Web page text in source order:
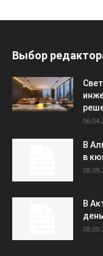
Выбор
В
в
В